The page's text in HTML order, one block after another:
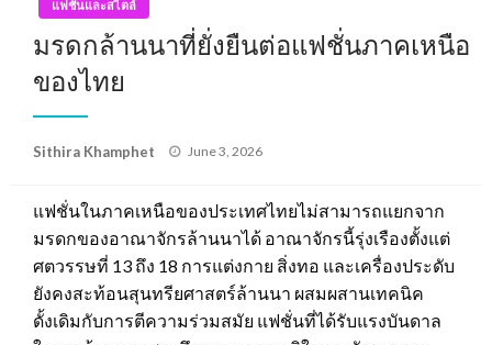
แฟชั่นและสไตล์
มรดกล้านนาที่ยั่งยืนต่อแฟชั่นภาคเหนือ
ของไทย
Sithira Khamphet
Posted
June 3, 2026
แฟชั่นในภาคเหนือของประเทศไทยไม่สามารถแยกจาก
มรดกของอาณาจักรล้านนาได้ อาณาจักรนี้รุ่งเรืองตั้งแต่
ศตวรรษที่ 13 ถึง 18 การแต่งกาย สิ่งทอ และเครื่องประดับ
ยังคงสะท้อนสุนทรียศาสตร์ล้านนา ผสมผสานเทคนิค
ดั้งเดิมกับการตีความร่วมสมัย แฟชั่นที่ได้รับแรงบันดาล